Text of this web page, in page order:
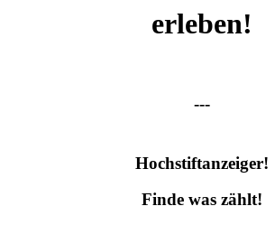
erleben!
---
Hochstiftanzeiger!
Finde was zählt!